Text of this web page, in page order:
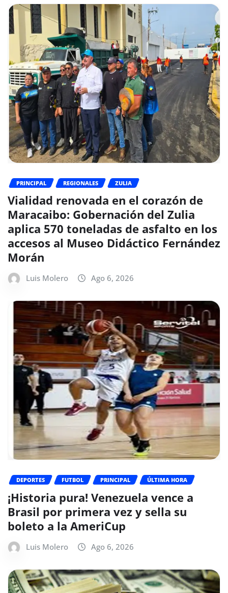
PRINCIPAL REGIONALES ZULIA
Vialidad renovada en el corazón de
Maracaibo: Gobernación del Zulia
aplica 570 toneladas de asfalto en los
accesos al Museo Didáctico Fernández
Morán
Luis Molero Ago 6, 2026
DEPORTES FUTBOL PRINCIPAL ÚLTIMA HORA
¡Historia pura! Venezuela vence a
Brasil por primera vez y sella su
boleto a la AmeriCup
Luis Molero Ago 6, 2026